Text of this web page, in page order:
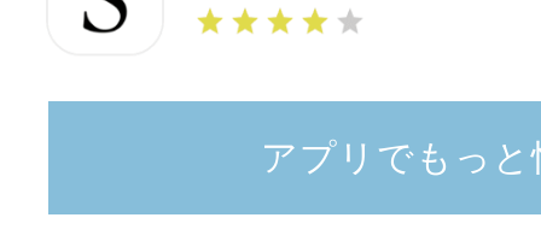
アプリでもっと